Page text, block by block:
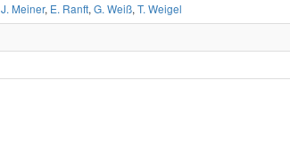
J. Meiner, E. Ranft, G. Weiß, T. Weigel